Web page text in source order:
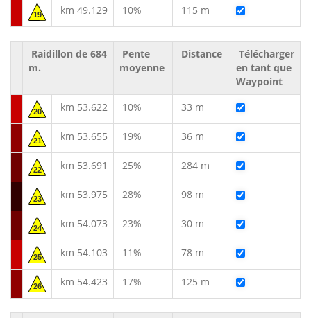
19 km 49.129 10% 115 m
Raidillon de 684
m.
Pente
moyenne
Distance
Télécharger
en tant que
Waypoint
20 km 53.622 10% 33 m
21 km 53.655 19% 36 m
22 km 53.691 25% 284 m
23 km 53.975 28% 98 m
24 km 54.073 23% 30 m
25 km 54.103 11% 78 m
26 km 54.423 17% 125 m